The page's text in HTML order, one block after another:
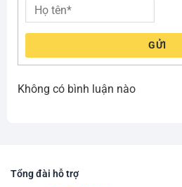
GỬI
Không có bình luận nào
Tổng đài hỗ trợ